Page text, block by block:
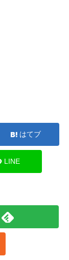
はてブ
LINE